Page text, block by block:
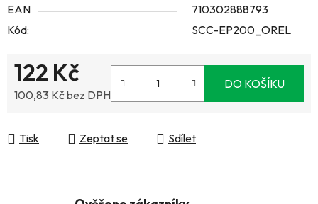
EAN
710302888793
Kód:
SCC-EP200_OREL
122 Kč
100,83 Kč bez DPH
DO KOŠÍKU
Tisk Zeptat se Sdílet